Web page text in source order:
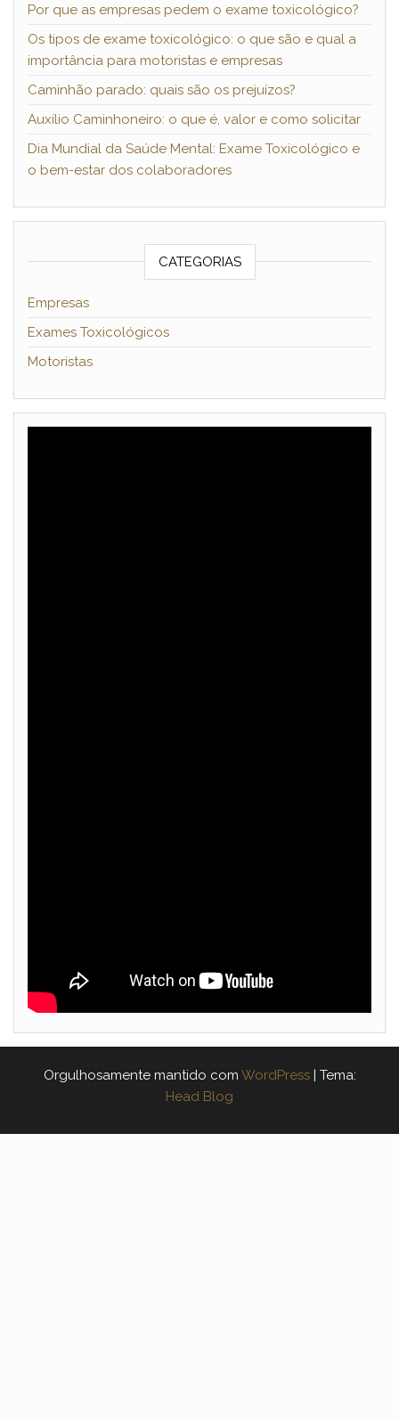
Por que as empresas pedem o exame toxicológico?
Os tipos de exame toxicológico: o que são e qual a
importância para motoristas e empresas
Caminhão parado: quais são os prejuízos?
Auxílio Caminhoneiro: o que é, valor e como solicitar
Dia Mundial da Saúde Mental: Exame Toxicológico e
o bem-estar dos colaboradores
CATEGORIAS
Empresas
Exames Toxicológicos
Motoristas
Orgulhosamente mantido com WordPress | Tema:
Head Blog